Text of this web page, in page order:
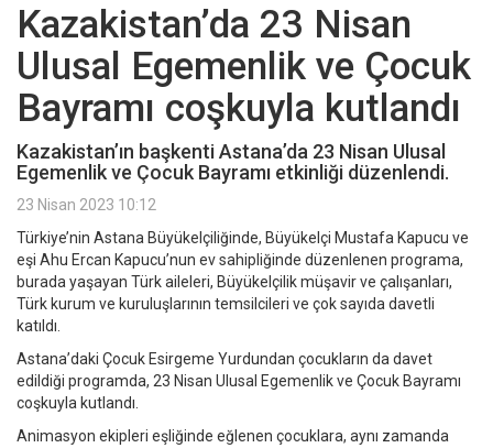
Kazakistan’da 23 Nisan
Ulusal Egemenlik ve Çocuk
Bayramı coşkuyla kutlandı
Kazakistan’ın başkenti Astana’da 23 Nisan Ulusal
Egemenlik ve Çocuk Bayramı etkinliği düzenlendi.
23 Nisan 2023 10:12
Türkiye’nin Astana Büyükelçiliğinde, Büyükelçi Mustafa Kapucu ve
eşi Ahu Ercan Kapucu’nun ev sahipliğinde düzenlenen programa,
burada yaşayan Türk aileleri, Büyükelçilik müşavir ve çalışanları,
Türk kurum ve kuruluşlarının temsilcileri ve çok sayıda davetli
katıldı.
Astana’daki Çocuk Esirgeme Yurdundan çocukların da davet
edildiği programda, 23 Nisan Ulusal Egemenlik ve Çocuk Bayramı
coşkuyla kutlandı.
Animasyon ekipleri eşliğinde eğlenen çocuklara, aynı zamanda